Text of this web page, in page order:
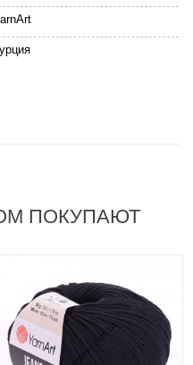
ПОКУПАЮТ